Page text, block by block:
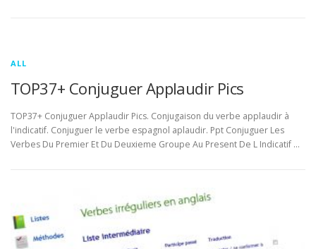
ALL
TOP37+ Conjuguer Applaudir Pics
TOP37+ Conjuguer Applaudir Pics. Conjugaison du verbe applaudir à
l'indicatif. Conjuguer le verbe espagnol aplaudir. Ppt Conjuguer Les
Verbes Du Premier Et Du Deuxieme Groupe Au Present De L Indicatif …